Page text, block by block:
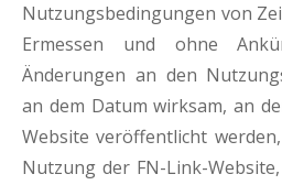
Nutzungsbedingungen von
Ermessen und ohne
Änderungen an den
an dem Datum wirksam, an
Website veröffentlicht
Nutzung der FN-Link-